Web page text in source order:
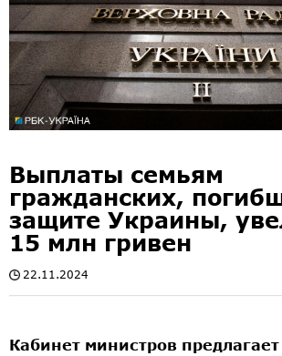
Выплаты семьям
гражданских,
защите Украины,
15 млн гривен
22.11.2024
Кабинет министров предлагает